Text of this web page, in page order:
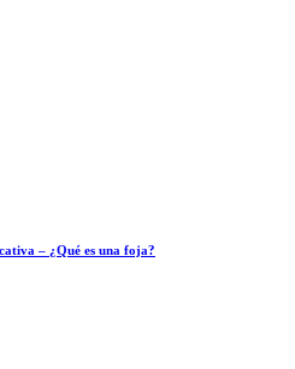
– ¿Qué es una foja?